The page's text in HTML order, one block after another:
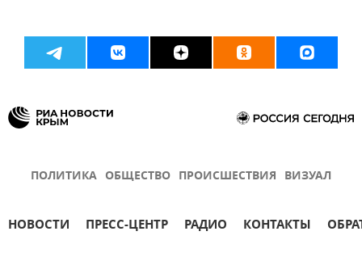
ПОЛИТИКА ОБЩЕСТВО ПРОИСШЕСТВИЯ ВИЗУАЛ
НОВОСТИ ПРЕСС-ЦЕНТР РАДИО КОНТАКТЫ